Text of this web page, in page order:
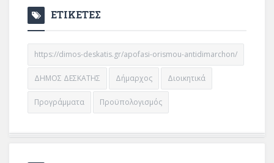
ΕΤΙΚΕΤΕΣ
https://dimos-deskatis.gr/apofasi-orismou-antidimarchon/
ΔΗΜΟΣ ΔΕΣΚΑΤΗΣ Δήμαρχος Διοικητικά
Προγράμματα Προϋπολογισμός